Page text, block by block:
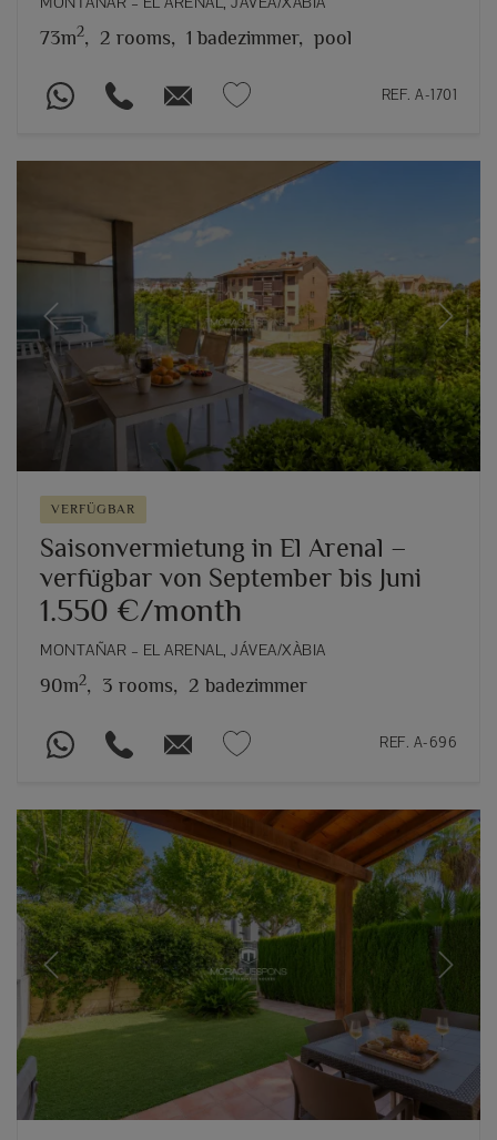
73m2, 2 rooms, 1 badezimmer, pool
REF. A-1701
Previous Next
VERFÜGBAR
Saisonvermietung in El Arenal –
verfügbar von September bis Juni
1.550 €/month
MONTAÑAR – EL ARENAL, JÁVEA/XÀBIA
90m2, 3 rooms, 2 badezimmer
REF. A-696
Previous Next